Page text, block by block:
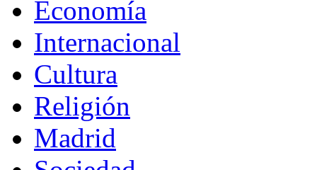
Economía
Internacional
Cultura
Religión
Madrid